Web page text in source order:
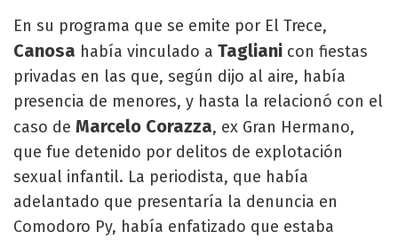
En su programa que se emite por El Trece,
Canosa había vinculado a Tagliani con fiestas
privadas en las que, según dijo al aire, había
presencia de menores, y hasta la relacionó con el
caso de Marcelo Corazza, ex Gran Hermano,
que fue detenido por delitos de explotación
sexual infantil. La periodista, que había
adelantado que presentaría la denuncia en
Comodoro Py, había enfatizado que estaba